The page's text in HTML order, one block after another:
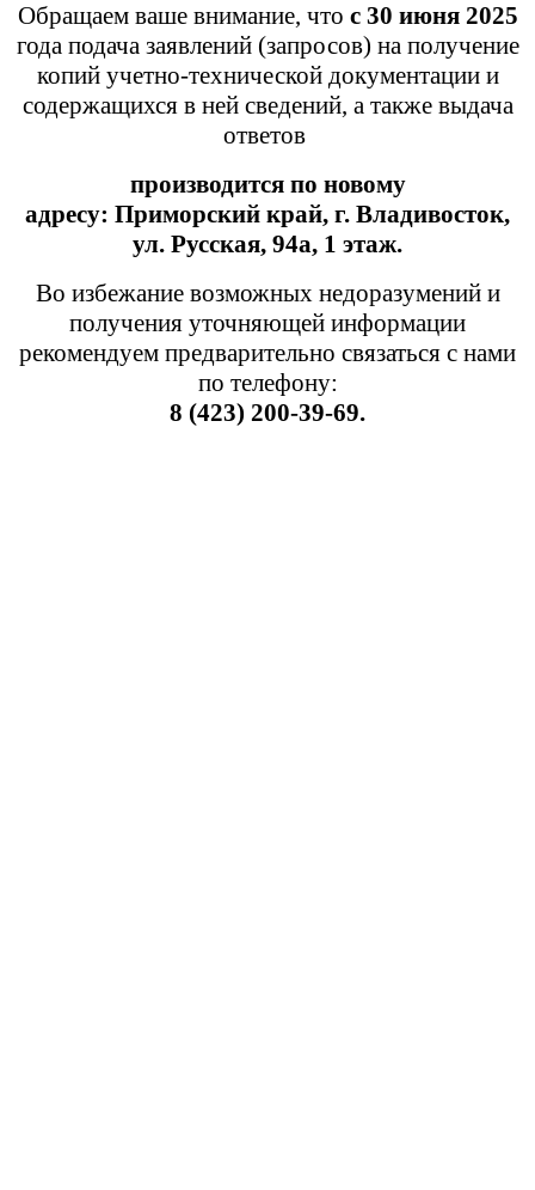
Обращаем ваше внимание, что с 30 июня 2025
года подача заявлений (запросов) на получение
копий учетно-технической документации и
содержащихся в ней сведений, а также выдача
ответов
производится по новому
адресу: Приморский край, г. Владивосток,
ул. Русская, 94а, 1 этаж.
Во избежание возможных недоразумений и
получения уточняющей информации
рекомендуем предварительно связаться с нами
по телефону:
8 (423) 200-39-69.